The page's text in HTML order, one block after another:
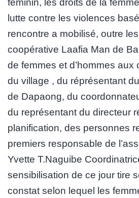
féminin, les droits de la
lutte contre les violences
rencontre a mobilisé, outre
coopérative Laafia Man de
de femmes et d’hommes aux
du village , du réprésentant
de Dapaong, du
du représentant du directeur
planification, des personnes
premiers responsable de
Yvette T.Naguibe
sensibilisation de ce jour tire
constat selon lequel les